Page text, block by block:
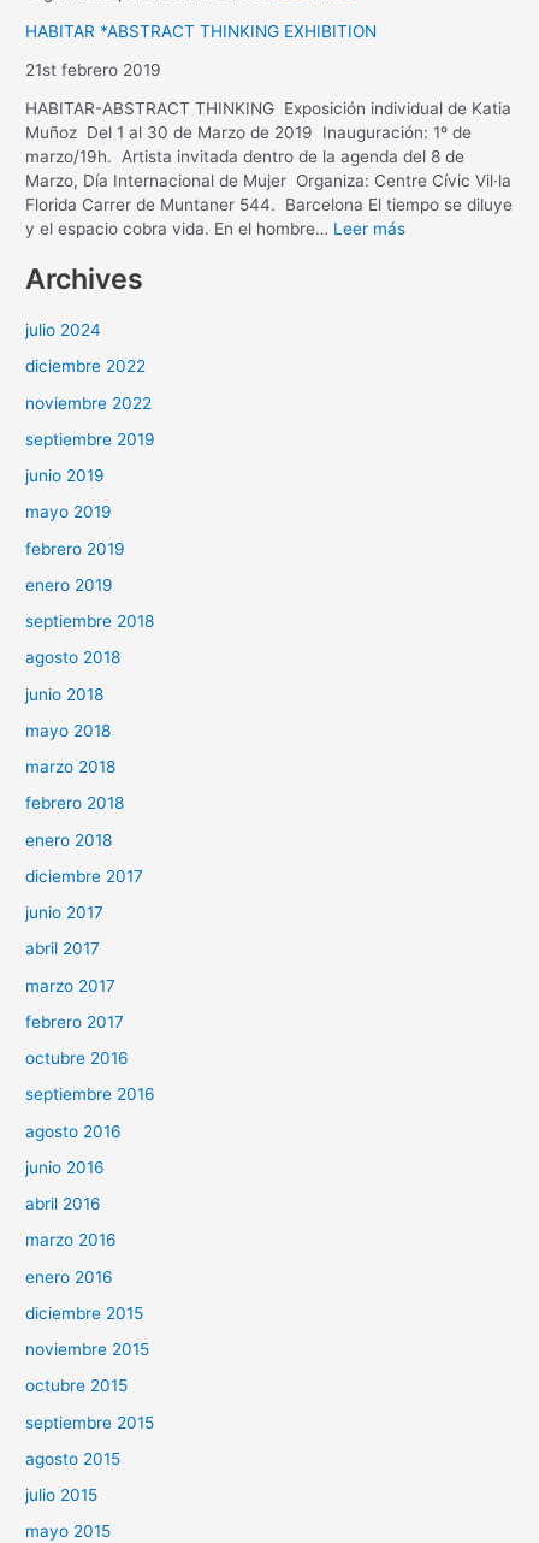
HABITAR *ABSTRACT THINKING EXHIBITION
21st febrero 2019
HABITAR-ABSTRACT THINKING Exposición individual de Katia
Muñoz Del 1 al 30 de Marzo de 2019 Inauguración: 1º de
marzo/19h. Artista invitada dentro de la agenda del 8 de
Marzo, Día Internacional de Mujer Organiza: Centre Cívic Vil·la
Florida Carrer de Muntaner 544. Barcelona El tiempo se diluye
y el espacio cobra vida. En el hombre… Leer más
Archives
julio 2024
diciembre 2022
noviembre 2022
septiembre 2019
junio 2019
mayo 2019
febrero 2019
enero 2019
septiembre 2018
agosto 2018
junio 2018
mayo 2018
marzo 2018
febrero 2018
enero 2018
diciembre 2017
junio 2017
abril 2017
marzo 2017
febrero 2017
octubre 2016
septiembre 2016
agosto 2016
junio 2016
abril 2016
marzo 2016
enero 2016
diciembre 2015
noviembre 2015
octubre 2015
septiembre 2015
agosto 2015
julio 2015
mayo 2015